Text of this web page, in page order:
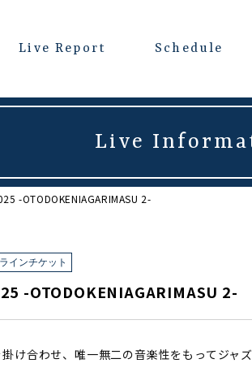
Live Report Schedule
Live
-OTODOKENIAGARIMASU 2-
インチケット
-OTODOKENIAGARIMASU 2-
け合わせ、唯一無二の音楽性をもってジ